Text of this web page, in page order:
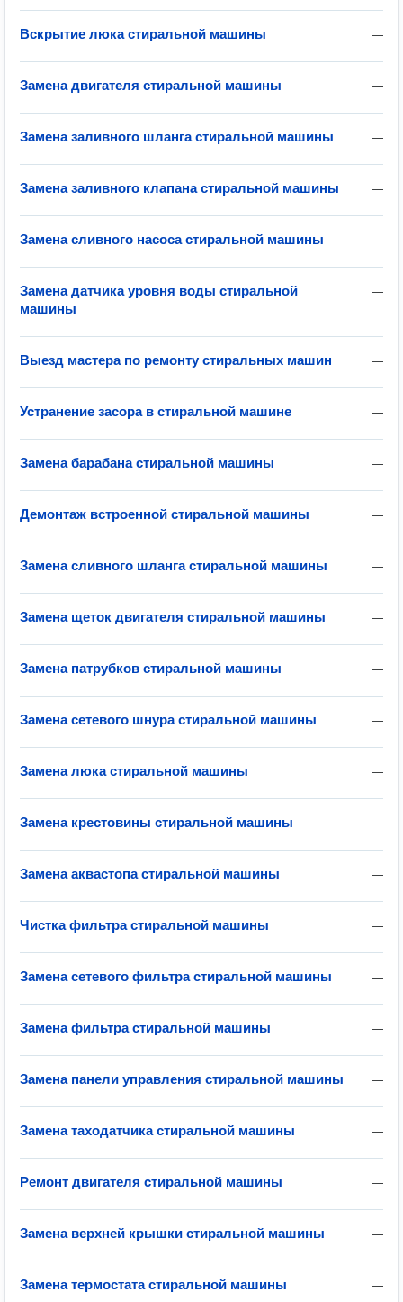
—
Вскрытие люка стиральной машины
—
Замена двигателя стиральной машины
—
Замена заливного шланга стиральной машины
—
Замена заливного клапана стиральной машины
—
Замена сливного насоса стиральной машины
—
Замена датчика уровня воды стиральной
машины
—
Выезд мастера по ремонту стиральных машин
—
Устранение засора в стиральной машине
—
Замена барабана стиральной машины
—
Демонтаж встроенной стиральной машины
—
Замена сливного шланга стиральной машины
—
Замена щеток двигателя стиральной машины
—
Замена патрубков стиральной машины
—
Замена сетевого шнура стиральной машины
—
Замена люка стиральной машины
—
Замена крестовины стиральной машины
—
Замена аквастопа стиральной машины
—
Чистка фильтра стиральной машины
—
Замена сетевого фильтра стиральной машины
—
Замена фильтра стиральной машины
—
Замена панели управления стиральной машины
—
Замена таходатчика стиральной машины
—
Ремонт двигателя стиральной машины
—
Замена верхней крышки стиральной машины
—
Замена термостата стиральной машины